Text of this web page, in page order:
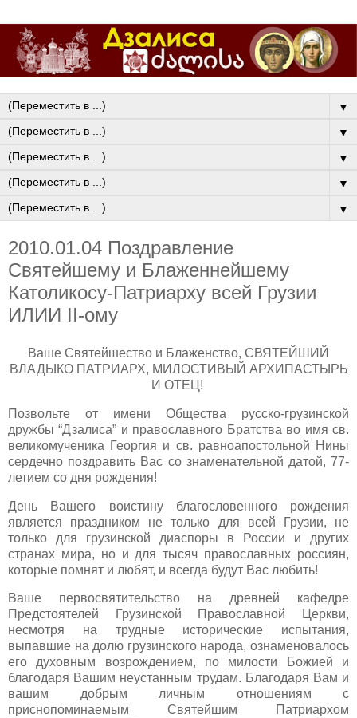
▼
▼
▼
▼
▼
2010.01.04 Поздравление
Святейшему и Блаженнейшему
Католикосу-Патриарху всей Грузии
ИЛИИ II-ому
Ваше Святейшество и Блаженство, СВЯТЕЙШИЙ
ВЛАДЫКО ПАТРИАРХ, МИЛОСТИВЫЙ АРХИПАСТЫРЬ
И ОТЕЦ!
Позвольте от имени Общества русско-грузинской
дружбы “Дзалиса” и православного Братства во имя св.
великомученика Георгия и св. равноапостольной Нины
сердечно поздравить Вас со знаменательной датой, 77-
летием со дня рождения!
День Вашего воистину благословенного рождения
является праздником не только для всей Грузии, не
только для грузинской диаспоры в России и других
странах мира, но и для тысяч православных россиян,
которые помнят и любят, и всегда будут Вас любить!
Ваше первосвятительство на древней кафедре
Предстоятелей Грузинской Православной Церкви,
несмотря на трудные исторические испытания,
выпавшие на долю грузинского народа, ознаменовалось
его духовным возрождением, по милости Божией и
благодаря Вашим неустанным трудам. Благодаря Вам и
вашим добрым личным отношениям с
приснопоминаемым Святейшим Патриархом